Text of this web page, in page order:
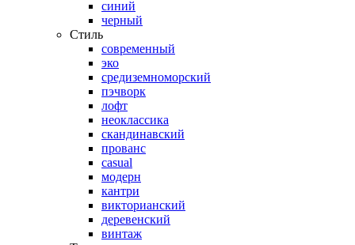
синий
черный
Стиль
современный
эко
средиземноморский
пэчворк
лофт
неоклассика
скандинавский
прованс
casual
модерн
кантри
викторианский
деревенский
винтаж